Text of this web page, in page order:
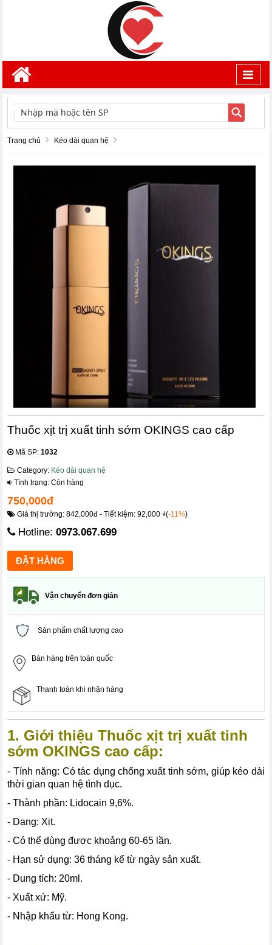
TÌM KIẾM
Trang chủ Kéo dài quan hệ
Thuốc xịt trị xuất tinh sớm OKINGS cao cấp
Mã SP:1032
Category: Kéo dài quan hệ
Tình trạng: Còn hàng
750,000đ
Giá thị trường: 842,000đ - Tiết kiệm: 92,000 ₫(-11%)
Hotline:0973.067.699
Vận chuyển đơn giản
Sản phẩm chất lượng cao
Bán hàng trên toàn quốc
Thanh toán khi nhận hàng
1. Giới thiệuThuốc xịt trị xuất tinh
sớm OKINGS cao cấp:
- Tính năng: Có tác dụng chống xuất tinh sớm, giúp kéo dài
thời gian quan hệ tình dục.
- Thành phần: Lidocain 9,6%.
- Dạng: Xịt.
- Có thể dùng được khoảng 60-65 lần.
- Hạn sử dụng: 36 tháng kể từ ngày sản xuất.
- Dung tích: 20ml.
- Xuất xứ: Mỹ.
- Nhập khẩu từ: Hong Kong.